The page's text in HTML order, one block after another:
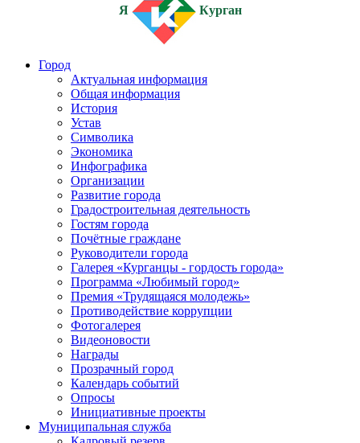
Я Курган
Город
Актуальная информация
Общая информация
История
Устав
Символика
Экономика
Инфографика
Организации
Развитие города
Градостроительная деятельность
Гостям города
Почётные граждане
Руководители города
Галерея «Курганцы - гордость города»
Программа «Любимый город»
Премия «Трудящаяся молодежь»
Противодействие коррупции
Фотогалерея
Видеоновости
Награды
Прозрачный город
Календарь событий
Опросы
Инициативные проекты
Муниципальная служба